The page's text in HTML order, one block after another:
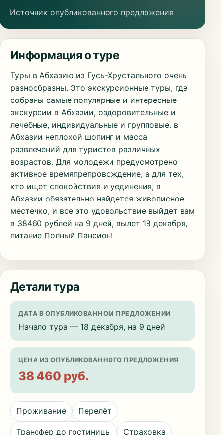
Источник опубликованного предложения
Информация о туре
Туры в Абхазию из Гусь-Хрустального очень
разнообразны. Это экскурсионные туры, где
собраны самые популярные и интересные
экскурсии в Абхазии, оздоровительные и
лечебные, индивидуальные и групповые. в
Абхазии неплохой шопинг и масса
развлечений для туристов различных
возрастов. Для молодежи предусмотрено
активное времяпрепровождение, а для тех,
кто ищет спокойствия и уединения, в
Абхазии обязательно найдется живописное
местечко, и все это удовольствие выйдет вам
в 38460 рублей на 9 дней, вылет 18 декабря,
питание Полный Пансион!
Детали тура
ДАТА В ОПУБЛИКОВАННОМ ПРЕДЛОЖЕНИИ
Начало тура — 18 декабря, на 9 дней
ЦЕНА ИЗ ОПУБЛИКОВАННОГО ПРЕДЛОЖЕНИЯ
38 460 руб.
Проживание Перелёт
Трансфер до гостиницы Страховка